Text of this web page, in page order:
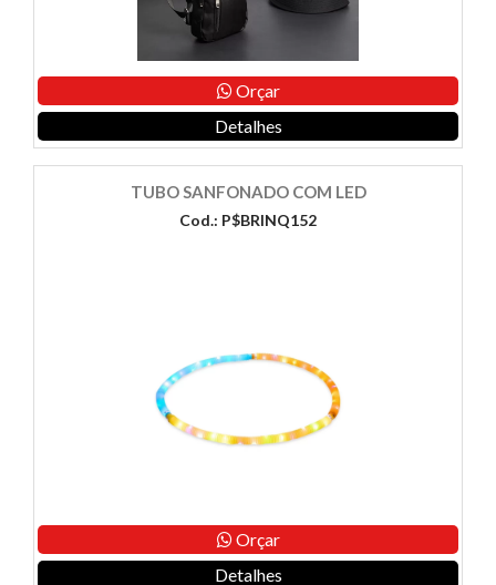
Orçar
Detalhes
TUBO SANFONADO COM LED
Cod.: P$BRINQ152
Orçar
Detalhes